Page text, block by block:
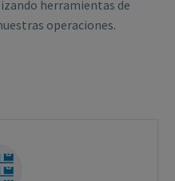
herramientas de
operaciones.